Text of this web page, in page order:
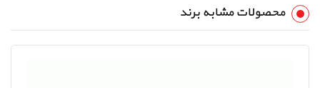
محصولات مشابه برند